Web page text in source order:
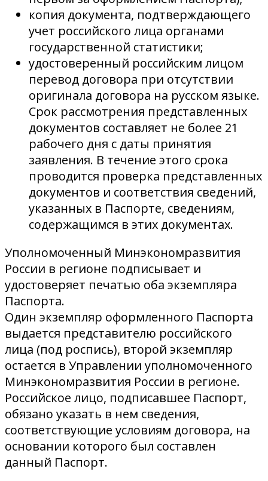
копия документа, подтверждающего
учет российского лица органами
государственной статистики;
удостоверенный российским лицом
перевод договора при отсутствии
оригинала договора на русском языке.
Срок рассмотрения представленных
документов составляет не более 21
рабочего дня с даты принятия
заявления. В течение этого срока
проводится проверка представленных
документов и соответствия сведений,
указанных в Паспорте, сведениям,
содержащимся в этих документах.
Уполномоченный Минэкономразвития
России в регионе подписывает и
удостоверяет печатью оба экземпляра
Паспорта.
Один экземпляр оформленного Паспорта
выдается представителю российского
лица (под роспись), второй экземпляр
остается в Управлении уполномоченного
Минэкономразвития России в регионе.
Российское лицо, подписавшее Паспорт,
обязано указать в нем сведения,
соответствующие условиям договора, на
основании которого был составлен
данный Паспорт.